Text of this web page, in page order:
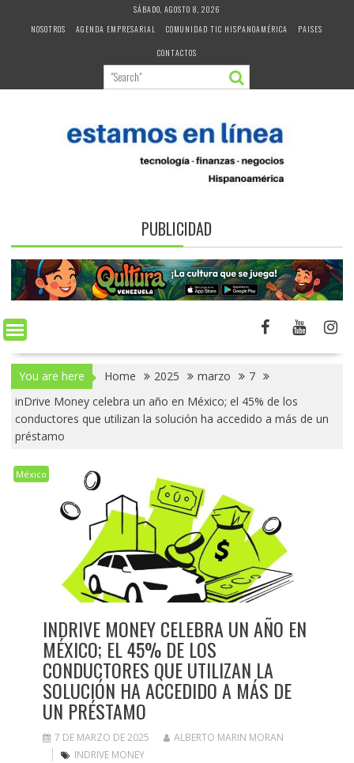
SÁBADO, AGOSTO 8, 2026
NOSOTROS
AGENDA EMPRESARIAL COMUNIDAD TIC HISPANOAMÉRICA
PAISES
CONTACTOS
PUBLICIDAD
You are here Home 2025 marzo
7
inDrive Money celebra un año en México; el 45% de los
conductores que utilizan la solución ha accedido a más de un
préstamo
México
INDRIVE MONEY CELEBRA UN AÑO EN
MÉXICO; EL 45% DE LOS
CONDUCTORES QUE UTILIZAN LA
SOLUCIÓN HA ACCEDIDO A MÁS DE
UN PRÉSTAMO
7 DE MARZO DE 2025
ALBERTO MARIN MORAN
INDRIVE MONEY